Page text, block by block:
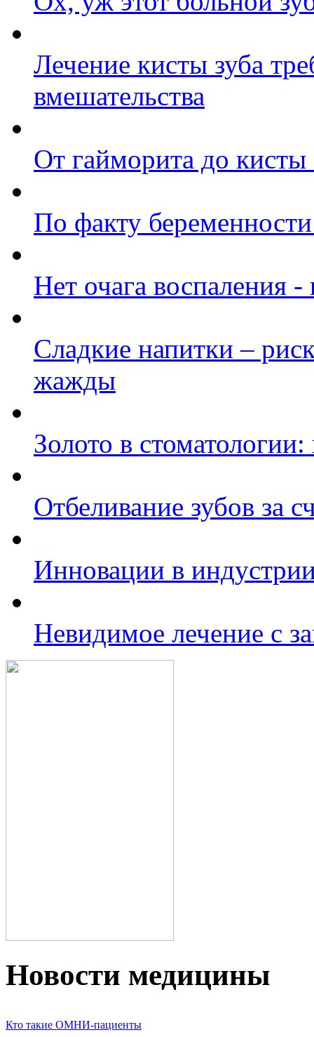
Лечение кисты зуба
вмешательства
От гайморита до кисты
По факту
Нет очага воспаления -
Сладкие напитки –
жажды
Золото в
Отбеливание зубов за
Инновации в
Невидимое лечение с
Новости медицины
Кто такие ОМНИ-пациенты